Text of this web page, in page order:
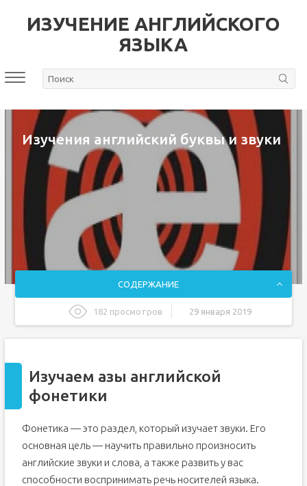
ИЗУЧЕНИЕ АНГЛИЙСКОГО
ЯЗЫКА
Изучения английский буквы и звуки
СОДЕРЖАНИЕ
182 просмотров 29 января 2019
Звуки английского языка
Учебно-методическое пособие (2 класс) на тему:
Английские буквы и звуки
конспекты
Английский алфавит с произношением и
транскрипцией
Изучаем азы английской
фонетики
Фонетика — это раздел, который изучает звуки. Его
основная цель — научить правильно произносить
английские звуки и слова, а также развить у вас
способности воспринимать речь носителей языка.